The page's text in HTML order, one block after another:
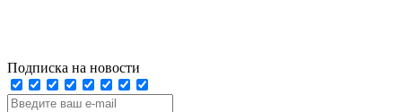
Подписка на новости